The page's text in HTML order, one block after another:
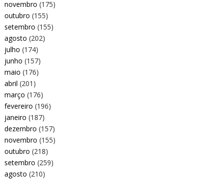
novembro (175)
outubro (155)
setembro (155)
agosto (202)
julho (174)
junho (157)
maio (176)
abril (201)
março (176)
fevereiro (196)
janeiro (187)
dezembro (157)
novembro (155)
outubro (218)
setembro (259)
agosto (210)